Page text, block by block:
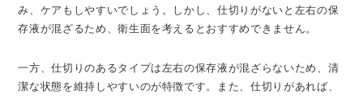
み、ケアもしやすいでしょう。しかし、仕切りがないと左右の保
存液が混ざるため、衛生面を考えるとおすすめできません。
一方、仕切りのあるタイプは左右の保存液が混ざらないため、清
潔な状態を維持しやすいのが特徴です。また、仕切りがあれば、